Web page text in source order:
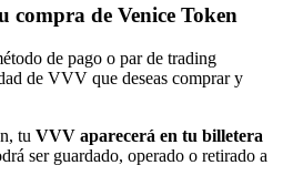
compra de Venice Token
de pago o par de trading
de VVV que deseas comprar y
tu VVV aparecerá en tu billetera
ser guardado, operado o retirado a